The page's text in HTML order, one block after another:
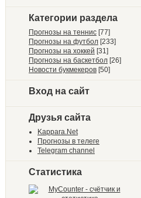
Категории раздела
Прогнозы на теннис [77]
Прогнозы на футбол [233]
Прогнозы на хоккей [31]
Прогнозы на баскетбол [26]
Новости букмекеров [50]
Вход на сайт
Друзья сайта
Kappara.Net
Прогнозы в телеге
Telegram channel
Статистика